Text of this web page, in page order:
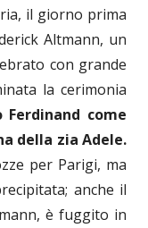
il giorno prima
Altmann, un
con grande
la cerimonia
come
della zia Adele.
per Parigi, ma
anche il
è fuggito in